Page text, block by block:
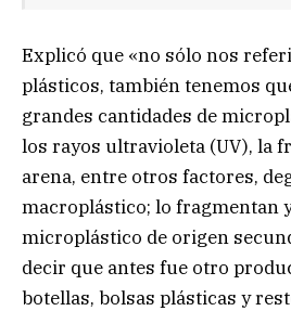
Explicó que «no sólo nos
plásticos, también tenemos
grandes cantidades de
los rayos ultravioleta (UV), la
arena, entre otros factores,
macroplástico; lo fragmentan
microplástico de origen
decir que antes fue otro
botellas, bolsas plásticas y